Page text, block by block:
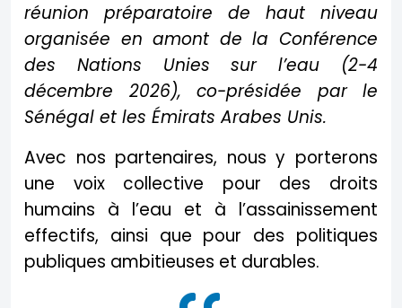
réunion préparatoire de haut niveau
organisée en amont de la Conférence
des Nations Unies sur l’eau (2-4
décembre 2026), co-présidée par le
Sénégal et les Émirats Arabes Unis.
Avec nos partenaires, nous y porterons
une voix collective pour des droits
humains à l’eau et à l’assainissement
effectifs, ainsi que pour des politiques
publiques ambitieuses et durables.